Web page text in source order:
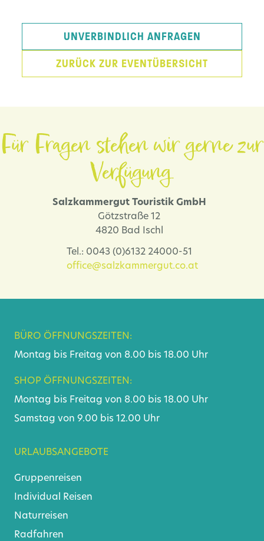
UNVERBINDLICH ANFRAGEN
ZURÜCK ZUR EVENTÜBERSICHT
Für Fragen stehen wir gerne zur
Verfügung.
Salzkammergut Touristik GmbH
Götzstraße 12
4820 Bad Ischl
Tel.: 0043 (0)6132 24000-51
office@salzkammergut.co.at
BÜRO ÖFFNUNGSZEITEN:
Montag bis Freitag von 8.00 bis 18.00 Uhr
SHOP ÖFFNUNGSZEITEN:
Montag bis Freitag von 8.00 bis 18.00 Uhr
Samstag von 9.00 bis 12.00 Uhr
URLAUBSANGEBOTE
Gruppenreisen
Individual Reisen
Naturreisen
Radfahren